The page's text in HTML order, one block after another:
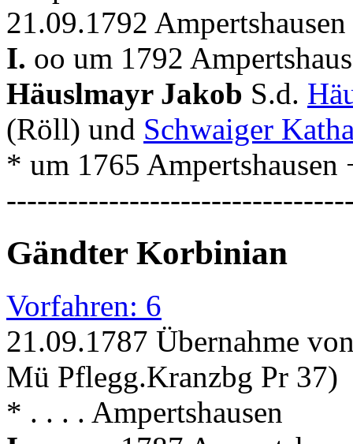
21.09.1792
I. oo um 1792
Häuslmayr Jakob S.d.
(Röll) und Schwaiger
* um 1765 Ampertshausen
Gändter Korbinian
Vorfahren: 6
21.09.1787 Übernahme
Mü Pflegg.Kranzbg Pr 37)
* . . . . Ampertshausen